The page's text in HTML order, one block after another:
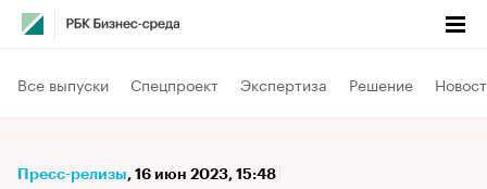
Все выпуски Спецпроект Экспертиза Решение
Пресс-релизы⁠, 16 июн 2023, 15:48